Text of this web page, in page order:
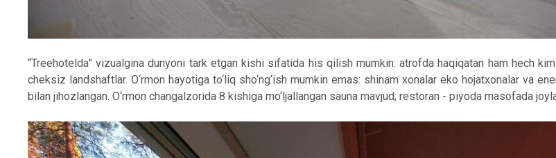
“Treehotelda” vizualgina dunyoni tark etgan kishi sifatida his qilish mumkin: atrofda haqiqatan ham hech kim
cheksiz landshaftlar. O‘rmon hayotiga to‘liq sho‘ng‘ish mumkin emas: shinam xonalar eko hojatxonalar va
bilan jihozlangan. O‘rmon changalzorida 8 kishiga mo‘ljallangan sauna mavjud; restoran - piyoda masofada